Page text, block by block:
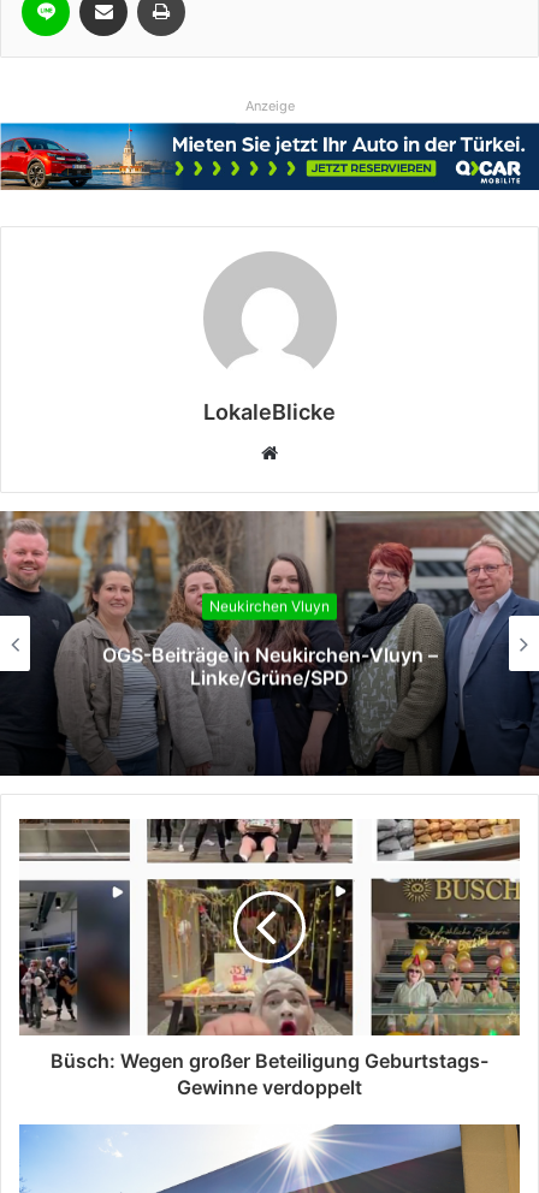
Anzeige
LokaleBlicke
Webseite
Neukirchen Vluyn
Erfolgreicher Auftakt
Büsch: Wegen großer Beteiligung Geburtstags-
Gewinne verdoppelt